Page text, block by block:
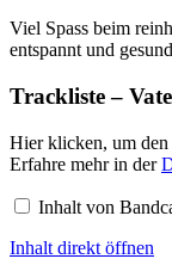
Viel Spass beim
entspannt und
Trackliste –
Inhalt
von
Bandcamp
Hier klicken, um den
Erfahre mehr in der
Inhalt von
Inhalt direkt öffnen